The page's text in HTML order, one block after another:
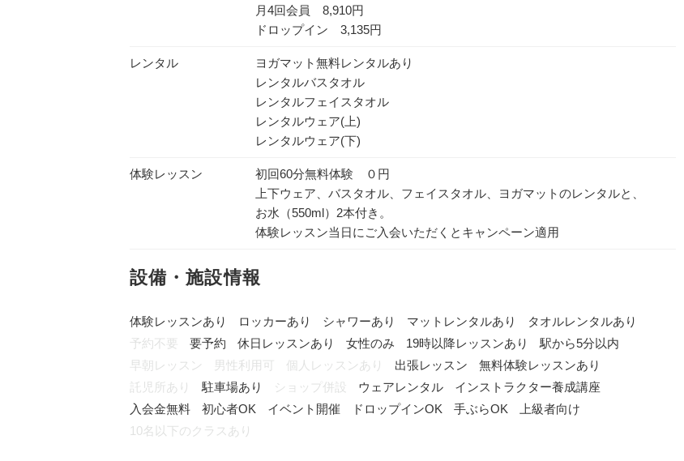
月4回会員 8,910円
ドロップイン 3,135円
レンタル
ヨガマット無料レンタルあり
レンタルバスタオル
レンタルフェイスタオル
レンタルウェア(上)
レンタルウェア(下)
体験レッスン
初回60分無料体験 ０円
上下ウェア、バスタオル、フェイスタオル、ヨガマットのレンタルと、
お水（550ml）2本付き。
体験レッスン当日にご入会いただくとキャンペーン適用
設備・施設情報
体験レッスンあり ロッカーあり シャワーあり マットレンタルあり
タオルレンタルあり
予約不要
要予約 休日レッスンあり 女性のみ 19時以降レッスンあり
駅から5分以内
早朝レッスン
男性利用可 個人レッスンあり 出張レッスン
無料体験レッスンあり
託児所あり
駐車場あり ショップ併設 ウェアレンタル
インストラクター養成講座
入会金無料
初心者OK イベント開催 ドロップインOK 手ぶらOK
上級者向け
10名以下のクラスあり